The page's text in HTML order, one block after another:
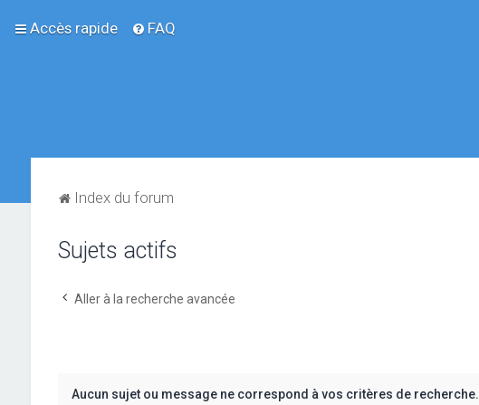
Accès rapide FAQ
Index du forum
Sujets actifs
Aller à la recherche avancée
Aucun sujet ou message ne correspond à vos critères de recherche.